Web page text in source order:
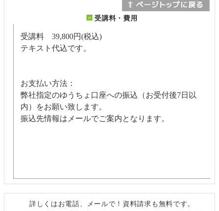
受講料・費用
受講料 39,800円(税込)
テキスト代込です。
お支払い方法：
弊社指定のゆうちょ口座への振込（お受付後7日以
内）をお願い致します。
振込先情報はメールでご案内となります。
詳しくはお電話、メールで！資料請求も無料です。